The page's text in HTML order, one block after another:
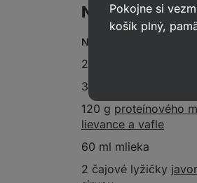
Na 2 porcie
Na lievance:
200 g syra cottage
3 vajcia
120 g proteínového
lievance a vafle
60 ml mlieka
2 čajové lyžičky
Pokojne si
košík plný,